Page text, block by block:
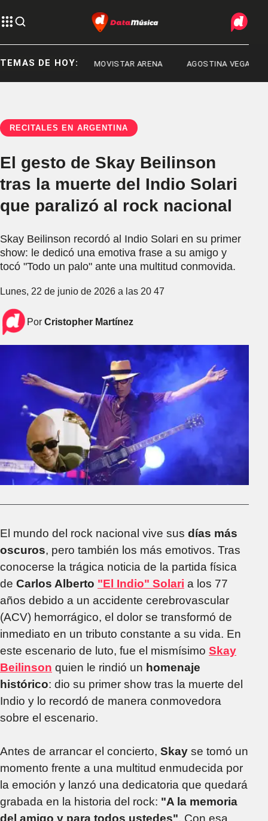
TEMAS DE HOY:
RUD MOVISTAR ARENA AGOSTINA VEGA
RECITALES EN ARGENTINA
El gesto de Skay Beilinson
tras la muerte del Indio Solari
que paralizó al rock nacional
Skay Beilinson recordó al Indio Solari en su primer
show: le dedicó una emotiva frase a su amigo y
tocó "Todo un palo" ante una multitud conmovida.
Lunes, 22 de junio de 2026 a las 20 47
Por Cristopher Martínez
El mundo del rock nacional vive sus días más
oscuros, pero también los más emotivos. Tras
conocerse la trágica noticia de la partida física
de Carlos Alberto "El Indio" Solari a los 77
años debido a un accidente cerebrovascular
(ACV) hemorrágico, el dolor se transformó de
inmediato en un tributo constante a su vida. En
este escenario de luto, fue el mismísimo Skay
Beilinson quien le rindió un homenaje
histórico: dio su primer show tras la muerte del
Indio y lo recordó de manera conmovedora
sobre el escenario.
Antes de arrancar el concierto, Skay se tomó un
momento frente a una multitud enmudecida por
la emoción y lanzó una dedicatoria que quedará
grabada en la historia del rock: "A la memoria
del amigo y para todos ustedes". Con esa